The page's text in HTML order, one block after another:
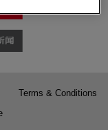
Terms & Conditions